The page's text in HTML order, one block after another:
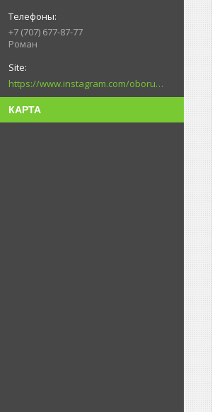
+7 (707) 677-87-77
Роман
https://www.instagram.com/oborudovanie.magametov/?hl=ru
КАРТА